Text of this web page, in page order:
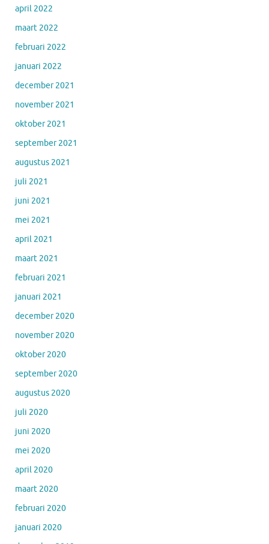
april 2022
maart 2022
februari 2022
januari 2022
december 2021
november 2021
oktober 2021
september 2021
augustus 2021
juli 2021
juni 2021
mei 2021
april 2021
maart 2021
februari 2021
januari 2021
december 2020
november 2020
oktober 2020
september 2020
augustus 2020
juli 2020
juni 2020
mei 2020
april 2020
maart 2020
februari 2020
januari 2020